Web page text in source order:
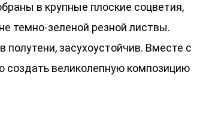
в крупные плоские соцветия,
темно-зеленой резной листвы.
полутени, засухоустойчив. Вместе с
великолепную композицию